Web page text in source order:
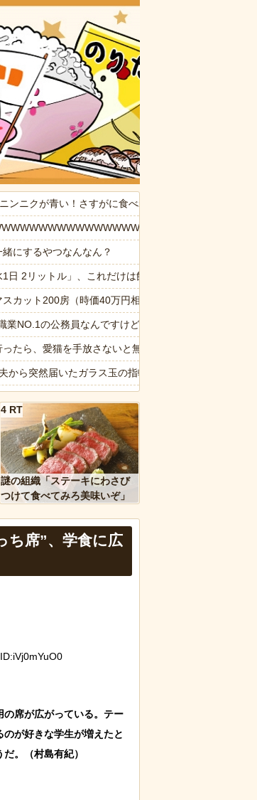
客が現れました…
費をくれない夫…地獄の義実家をでて離婚しようと
を原則禁止
チョ3,980円！
つけちゃいけないと言ってた
千人をウソ発見器にかける方針
ん
ンニクが青い！さすがに食べれなかった」
にするやつなんなん？
日 2リットル」、これだけは飲んでくれ
スカット200房（時価40万円相当）畑から盗んだ疑いで
業NO.1の公務員なんですけど、嫁が子供連れて家出
たら、愛猫を手放さないと無理と言われた。子ども
から突然届いたガラス玉の指輪。その真意を知った瞬
業NO.1の公務員なんですけど、嫁が子供連れて家出
」
ぐらいするサプリ飲んどるんやが
億円注文して………キャンセルっと！」←こいつの目的
を撮影していたら…とんでもない“ファンサ”を受けた
で行列、出来ない
4 RT
謎の組織「ステーキにわさび
つけて食べてみろ美味いぞ」
ち席”、学食に広
席が広がっている。テー
が好きな学生が増えたと
。（村島有紀）